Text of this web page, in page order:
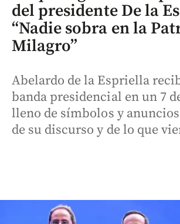
del presidente De la
“Nadie sobra en la
Milagro”
Abelardo de la Espriella
banda presidencial en un 7
lleno de símbolos y
de su discurso y de lo que